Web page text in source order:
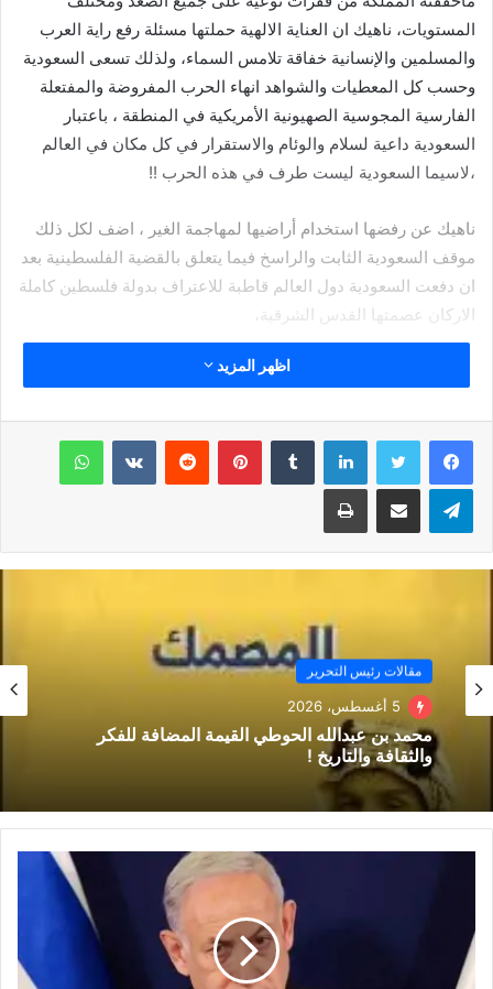
المستويات، ناهيك ان العناية الالهية حملتها مسئلة رفع راية العرب
والمسلمين والإنسانية خفاقة تلامس السماء، ولذلك تسعى السعودية
وحسب كل المعطيات والشواهد انهاء الحرب المفروضة والمفتعلة
الفارسية المجوسية الصهيونية الأمريكية في المنطقة ، باعتبار
السعودية داعية لسلام والوئام والاستقرار في كل مكان في العالم
،لاسيما السعودية ليست طرف في هذه الحرب !!
ناهيك عن رفضها استخدام أراضيها لمهاجمة الغير ، اضف لكل ذلك
موقف السعودية الثابت والراسخ فيما يتعلق بالقضية الفلسطينية بعد
ان دفعت السعودية دول العالم قاطبة للاعتراف بدولة فلسطين كاملة
الاركان عصمتها القدس الشرقية،
يبقى ان اقول ايها السادة تبقى السعودية مضرب مثل ونموذج العالم
استطاعت ان تثبت للعالم اولاً وقبل اي شيء آخر انها قادرة وبكل
جدارة المحافظة على امنها واستقرارها وكذلك امن المنطقة
الخليجية والعربية وذلك بسواعد ابنائها ،هذا بخلاف التنمية والتطور
والازدهار ، لاسيما بعد ان قفزت مؤشرات التنمية بشكل غير مسبوق
مليار دولار ل اكثر من تريليون ومائتي مليار دولار ونحن نسير وفق
حفظ الله المملكة وزادها عزة رفعة وامتنا العربية والاسلامية
والإنسانية
والله المستعان
اظهر المزيد
لينكدإن بينتيريست واتساب
تيلقرام مشاركة عبر البريد طباعة
مقالات رئيس التحرير
5 أغسطس، 2026
محمد بن عبدالله الحوطي القيمة المضافة للفكر
والثقافة والتاريخ !